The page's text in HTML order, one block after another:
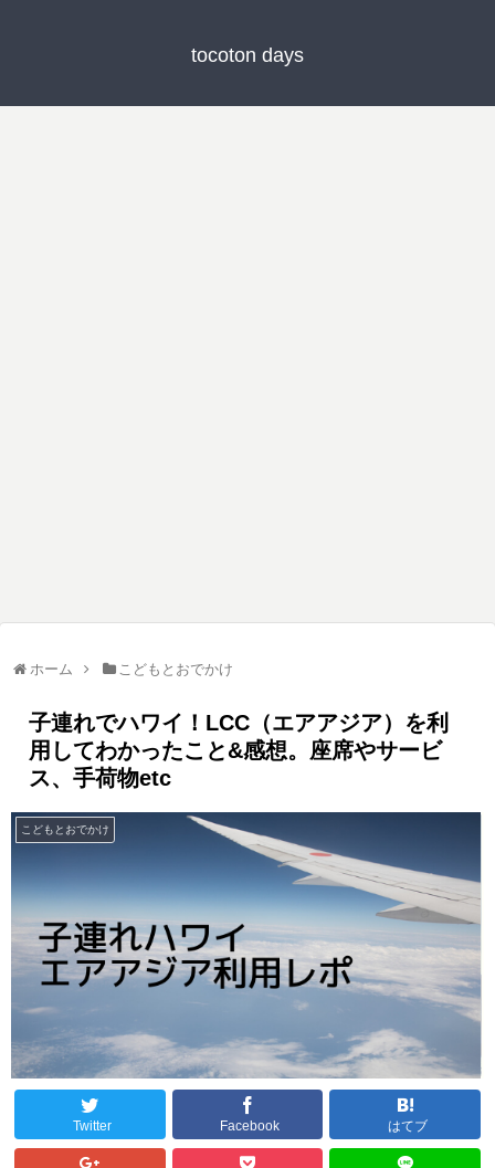
tocoton days
ホーム こどもとおでかけ
子連れでハワイ！LCC（エアアジア）を利
用してわかったこと&感想。座席やサービ
ス、手荷物etc
こどもとおでかけ
Twitter Facebook はてブ